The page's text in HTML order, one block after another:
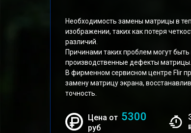
Необходимость замены матрицы в
изображении, таких как потеря
различий.
Причинами таких проблем могут
производственные дефекты матрицы.
В фирменном сервисном центре Flir
замену матрицу экрана,
точность.
Цена от 5300
руб